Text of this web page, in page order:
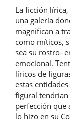
La ficción
una galería
magnifican a
como míticos,
sea su rostro-
emocional.
líricos de
estas
figural
perfección que
lo hizo en su